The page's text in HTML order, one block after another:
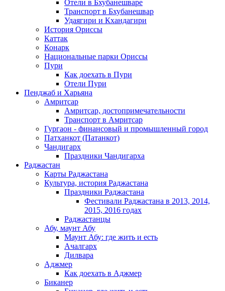
Отели в Бхубанешваре
Транспорт в Бхубанешвар
Удаягири и Кхандагири
История Ориссы
Каттак
Конарк
Национальные парки Ориссы
Пури
Как доехать в Пури
Отели Пури
Пенджаб и Харьяна
Амритсар
Амритсар, достопримечательности
Транспорт в Амритсар
Гургаон - финансовый и промышленный город
Патханкот (Патанкот)
Чандигарх
Праздники Чандигарха
Раджастан
Карты Раджастана
Культура, история Раджастана
Праздники Раджастана
Фестивали Раджастана в 2013, 2014,
2015, 2016 годах
Раджастанцы
Абу, маунт Абу
Маунт Абу: где жить и есть
Ачалгарх
Дилвара
Аджмер
Как доехать в Аджмер
Биканер